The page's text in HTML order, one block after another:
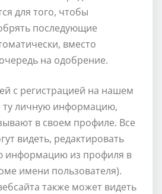
для того, чтобы
последующие
вместо
на одобрение.
с регистрацией на нашем
ту личную информацию,
в своем профиле. Все
видеть, редактировать
информацию из профиля в
имени пользователя).
также может видеть